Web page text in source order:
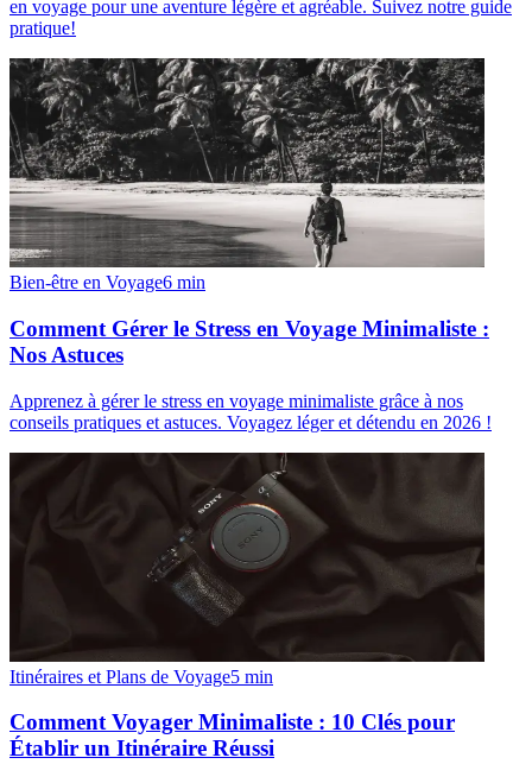
en voyage pour une aventure légère et agréable. Suivez notre guide
pratique!
Bien-être en Voyage6 min
Comment Gérer le Stress en Voyage Minimaliste :
Nos Astuces
Apprenez à gérer le stress en voyage minimaliste grâce à nos
conseils pratiques et astuces. Voyagez léger et détendu en 2026 !
Itinéraires et Plans de Voyage5 min
Comment Voyager Minimaliste : 10 Clés pour
Établir un Itinéraire Réussi